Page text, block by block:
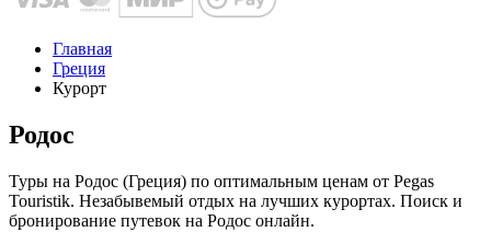
Главная
Греция
Курорт
Родос
Туры на Родос (Греция) по оптимальным ценам от Pegas
Touristik. Незабывемый отдых на лучших курортах. Поиск и
бронирование путевок на Родос онлайн.